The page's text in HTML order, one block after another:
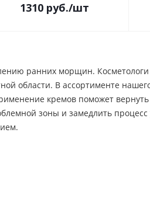
1310руб./шт
ранних морщин.
области. В ассортименте
кремов поможет
зоны и замедлить